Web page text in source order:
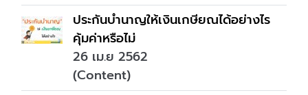
ประกันบำนาญให้เงินเกษียณได้อย่างไร
คุ้มค่าหรือไม่
26 เม.ย 2562
(Content)